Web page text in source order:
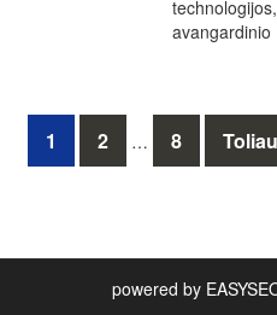
avangardinio
1 2 … 8 Toliau
powered by